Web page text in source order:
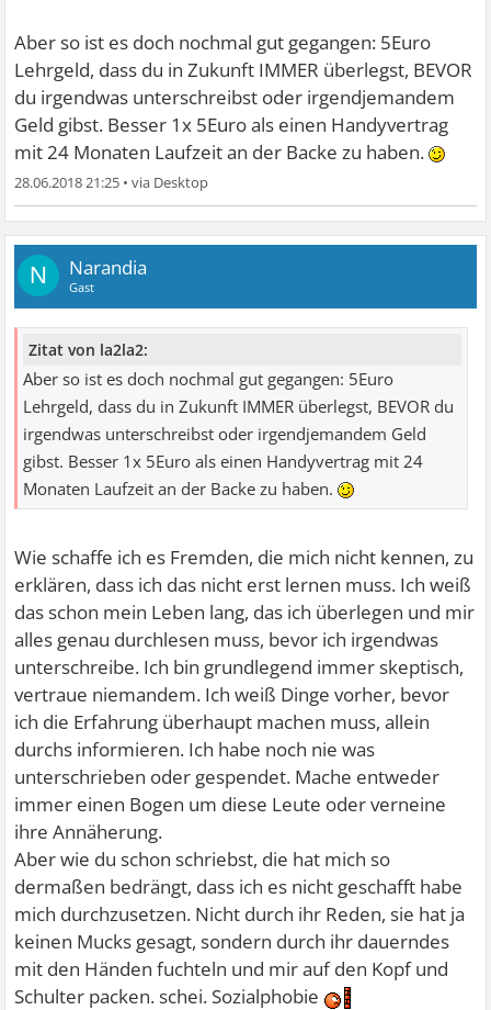
Aber so ist es doch nochmal gut gegangen: 5Euro
Lehrgeld, dass du in Zukunft IMMER überlegst, BEVOR
du irgendwas unterschreibst oder irgendjemandem
Geld gibst. Besser 1x 5Euro als einen Handyvertrag
mit 24 Monaten Laufzeit an der Backe zu haben.
28.06.2018 21:25 •
N Narandia
Gast
Zitat von la2la2:
Aber so ist es doch nochmal gut gegangen: 5Euro
Lehrgeld, dass du in Zukunft IMMER überlegst, BEVOR du
irgendwas unterschreibst oder irgendjemandem Geld
gibst. Besser 1x 5Euro als einen Handyvertrag mit 24
Monaten Laufzeit an der Backe zu haben.
Wie schaffe ich es Fremden, die mich nicht kennen, zu
erklären, dass ich das nicht erst lernen muss. Ich weiß
das schon mein Leben lang, das ich überlegen und mir
alles genau durchlesen muss, bevor ich irgendwas
unterschreibe. Ich bin grundlegend immer skeptisch,
vertraue niemandem. Ich weiß Dinge vorher, bevor
ich die Erfahrung überhaupt machen muss, allein
durchs informieren. Ich habe noch nie was
unterschrieben oder gespendet. Mache entweder
immer einen Bogen um diese Leute oder verneine
ihre Annäherung.
Aber wie du schon schriebst, die hat mich so
dermaßen bedrängt, dass ich es nicht geschafft habe
mich durchzusetzen. Nicht durch ihr Reden, sie hat ja
keinen Mucks gesagt, sondern durch ihr dauerndes
mit den Händen fuchteln und mir auf den Kopf und
Schulter packen. schei. Sozialphobie